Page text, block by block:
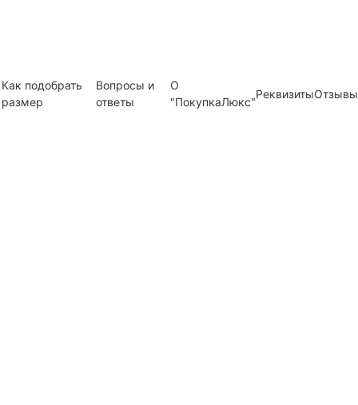
Как подобрать
размер
Вопросы и
ответы
О
"ПокупкаЛюкс"
РеквизитыОтзывы